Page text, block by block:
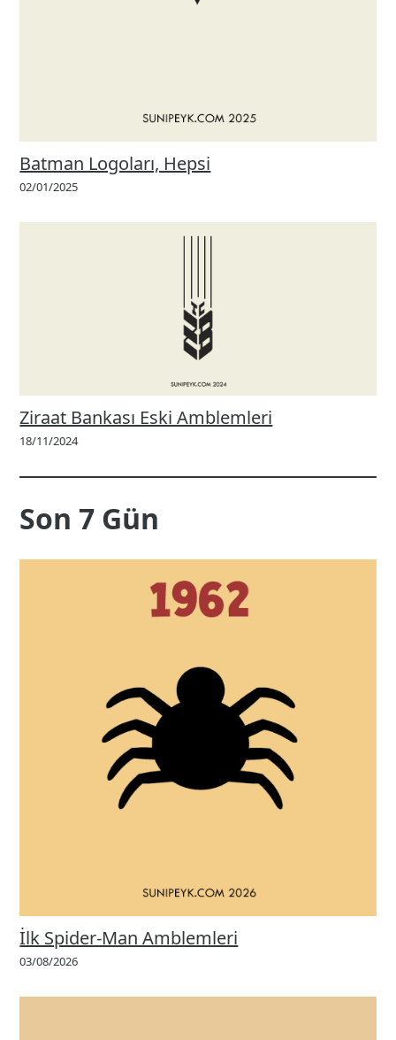
Batman Logoları, Hepsi
02/01/2025
Ziraat Bankası Eski Amblemleri
18/11/2024
Son 7 Gün
İlk Spider-Man Amblemleri
03/08/2026